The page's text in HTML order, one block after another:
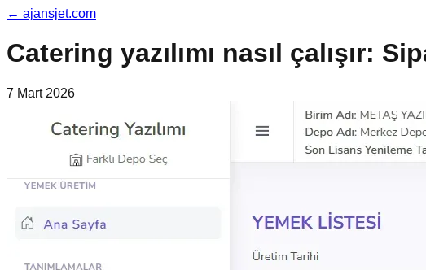
← ajansjet.com
Catering yazılımı nasıl çalışır:
7 Mart 2026